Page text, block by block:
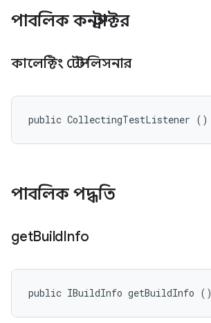
পাবলিক কনস্ট্রাক্টর
কালেক্টিং টেস্ট লিসনার
public CollectingTestListener ()
পাবলিক পদ্ধতি
getBuildInfo
public IBuildInfo getBuildInfo ()